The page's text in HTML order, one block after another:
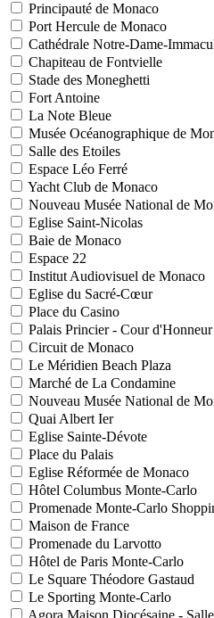
Principauté de Monaco
Port Hercule de Monaco
Cathédrale Notre-Dame-
Chapiteau de Fontvielle
Stade des Moneghetti
Fort Antoine
La Note Bleue
Musée Océanographique de
Salle des Etoiles
Espace Léo Ferré
Yacht Club de Monaco
Nouveau Musée National de
Eglise Saint-Nicolas
Baie de Monaco
Espace 22
Institut Audiovisuel de Monaco
Eglise du Sacré-Cœur
Place du Casino
Palais Princier - Cour d'Honneur
Circuit de Monaco
Le Méridien Beach Plaza
Marché de La Condamine
Nouveau Musée National de
Quai Albert Ier
Eglise Sainte-Dévote
Place du Palais
Eglise Réformée de Monaco
Hôtel Columbus Monte-Carlo
Promenade Monte-Carlo
Maison de France
Promenade du Larvotto
Hôtel de Paris Monte-Carlo
Le Square Théodore Gastaud
Le Sporting Monte-Carlo